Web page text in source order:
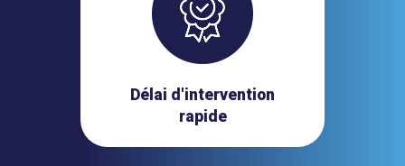
Délai d'intervention
rapide